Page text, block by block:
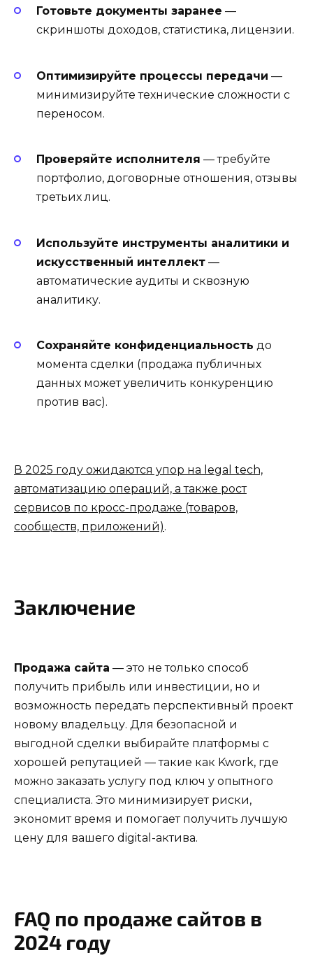
Готовьте документы заранее —
скриншоты доходов, статистика, лицензии.
Оптимизируйте процессы передачи —
минимизируйте технические сложности с
переносом.
Проверяйте исполнителя — требуйте
портфолио, договорные отношения, отзывы
третьих лиц.
Используйте инструменты аналитики и
искусственный интеллект —
автоматические аудиты и сквозную
аналитику.
Сохраняйте конфиденциальность до
момента сделки (продажа публичных
данных может увеличить конкуренцию
против вас).
В 2025 году ожидаются упор на legal tech,
автоматизацию операций, а также рост
сервисов по кросс-продаже (товаров,
сообществ, приложений).
Заключение
Продажа сайта — это не только способ
получить прибыль или инвестиции, но и
возможность передать перспективный проект
новому владельцу. Для безопасной и
выгодной сделки выбирайте платформы с
хорошей репутацией — такие как Kwork, где
можно заказать услугу под ключ у опытного
специалиста. Это минимизирует риски,
экономит время и помогает получить лучшую
цену для вашего digital-актива.
FAQ по продаже сайтов в
2024 году